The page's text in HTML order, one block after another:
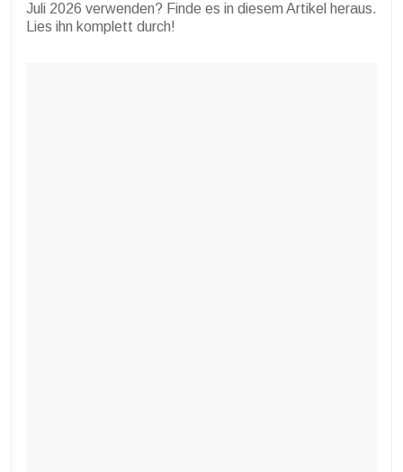
Juli 2026 verwenden? Finde es in diesem Artikel heraus.
Lies ihn komplett durch!